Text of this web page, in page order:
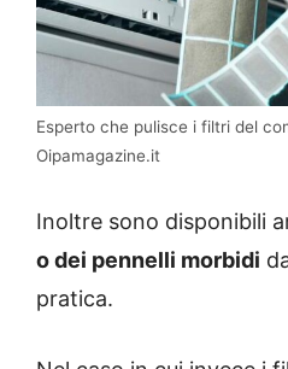
Esperto che pulisce i filtri del
Oipamagazine.it
Inoltre sono disponibili
o dei pennelli morbidi
pratica.